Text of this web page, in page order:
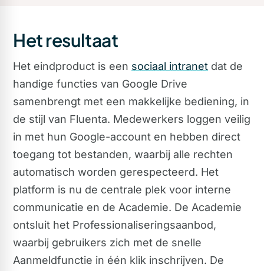
Het resultaat
Het eindproduct is een sociaal intranet dat de
handige functies van Google Drive
samenbrengt met een makkelijke bediening, in
de stijl van Fluenta. Medewerkers loggen veilig
in met hun Google-account en hebben direct
toegang tot bestanden, waarbij alle rechten
automatisch worden gerespecteerd. Het
platform is nu de centrale plek voor interne
communicatie en de Academie. De Academie
ontsluit het Professionaliseringsaanbod,
waarbij gebruikers zich met de snelle
Aanmeldfunctie in één klik inschrijven. De